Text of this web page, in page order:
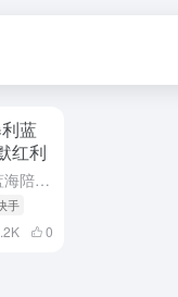
蓝
红利
掘金冷门赛道，中视频计划暴利蓝海陪跑营：揭秘月入3万的沉默红利 在短视频内卷加剧的当下，中视频计划正成为被低估的流量金矿——既有长视频的内容深度，又享受短视频的算法红利。本课程由单账号月变现超15万的...
手
0